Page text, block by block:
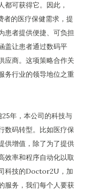
都可获得它。因此，
的医疗保健需求，提
患者提供便捷、可负担
盖让患者通过数码平
应商。这项策略合作关
务行业的领导地位之重
25年，本公司的科技与
数码转型。比如医疗保
供增值，除了为了提供
效率和程序自动化以取
科技的Doctor2U，加
服务，我们每个人要获